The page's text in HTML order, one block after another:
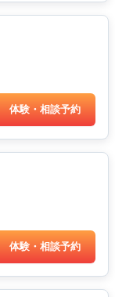
体験・相談予約
体験・相談予約